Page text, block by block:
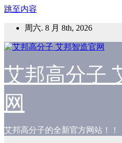
跳至内容
周六. 8 月 8th, 2026
艾邦高分子
网
艾邦高分子的全新官方网站！！